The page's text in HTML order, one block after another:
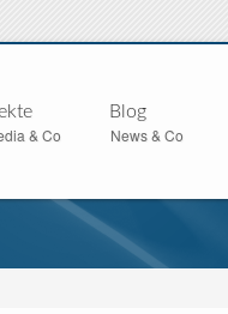
& Co
Blog
News & Co